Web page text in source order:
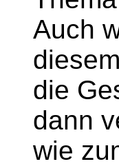
Auch
die
dann
wie